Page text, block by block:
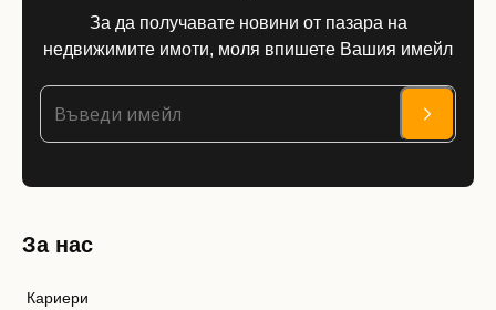
За да получавате новини от пазара на
недвижимите имоти, моля впишете Вашия имейл
За нас
Кариери